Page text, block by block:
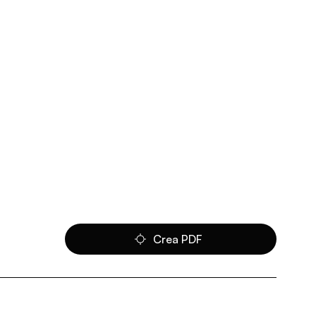
Crea PDF